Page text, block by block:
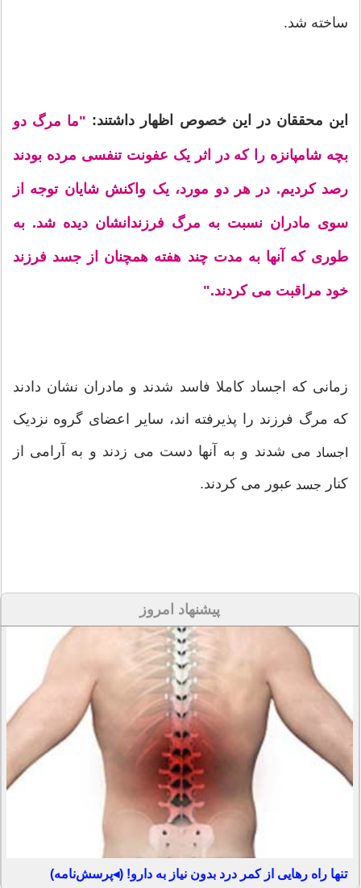
ساخته شد.
این محققان در این خصوص اظهار داشتند: "ما مرگ دو
بچه شامپانزه را که در اثر یک عفونت تنفسی مرده بودند
رصد کردیم. در هر دو مورد، یک واکنش شایان توجه از
سوی مادران نسبت به مرگ فرزندانشان دیده شد. به
طوری که آنها به مدت چند هفته همچنان از جسد فرزند
خود مراقبت می کردند."
زمانی که اجساد کاملا فاسد شدند و مادران نشان دادند
که مرگ فرزند را پذیرفته اند، سایر اعضای گروه نزدیک
اجساد می شدند و به آنها دست می زدند و به آرامی از
کنار
جسد عبور می کردند.
پیشنهاد امروز
تنها راه رهایی از کمر درد بدون نیاز به دارو! (◂پرسش‌نامه)